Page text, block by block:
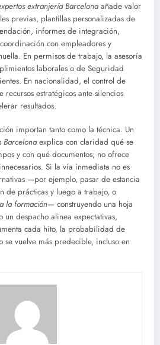
extranjería Barcelonaañade valor
previas, plantillas personalizadas de
informes de integración,
con empleadores y
En permisos de trabajo, la asesoría
laborales o de Seguridad
En nacionalidad, el control de
estratégicos ante silencios
resultados.
importan tanto como la técnica. Un
Barcelonaexplica con claridad qué se
y con qué documentos; no ofrece
Si la vía inmediata no es
—por ejemplo, pasar de estancia
de prácticas y luego a trabajo, o
la formación— construyendo una hoja
un despacho alinea expectativas,
cada hito, la probabilidad de
se vuelve más predecible, incluso en